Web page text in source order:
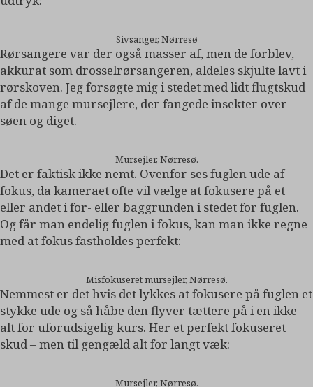
Sivsanger, Nørresø
Rørsangere var der også masser af, men de forblev,
akkurat som drosselrørsangeren, aldeles skjulte lavt i
rørskoven. Jeg forsøgte mig i stedet med lidt flugtskud
af de mange mursejlere, der fangede insekter over
søen og diget.
Mursejler, Nørresø.
Det er faktisk ikke nemt. Ovenfor ses fuglen ude af
fokus, da kameraet ofte vil vælge at fokusere på et
eller andet i for- eller baggrunden i stedet for fuglen.
Og får man endelig fuglen i fokus, kan man ikke regne
med at fokus fastholdes perfekt:
Misfokuseret mursejler, Nørresø.
Nemmest er det hvis det lykkes at fokusere på fuglen et
stykke ude og så håbe den flyver tættere på i en ikke
alt for uforudsigelig kurs. Her et perfekt fokuseret
skud – men til gengæld alt for langt væk:
Mursejler, Nørresø.